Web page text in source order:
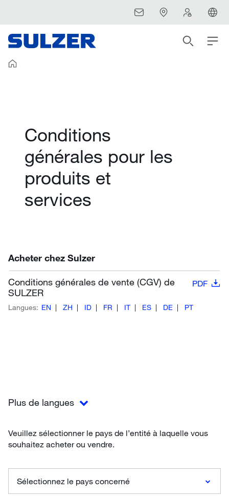
Conditions
générales pour les
produits et
services
Acheter chez Sulzer
Conditions générales de vente (CGV) de
SULZER
PDF
Langues: EN ZH ID FR IT ES DE PT
Plus de langues
Veuillez sélectionner le pays de l’entité à laquelle vous
souhaitez acheter ou vendre.
Sélectionnez le pays concerné